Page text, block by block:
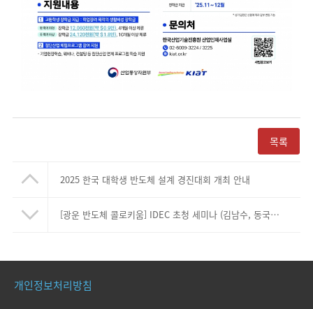
목록
2025 한국 대학생 반도체 설계 경진대회 개최 안내
[광운 반도체 콜로키움] IDEC 초청 세미나 (김남수, 동국대 시스템반도체학부 초빙연구교수)
개인정보처리방침